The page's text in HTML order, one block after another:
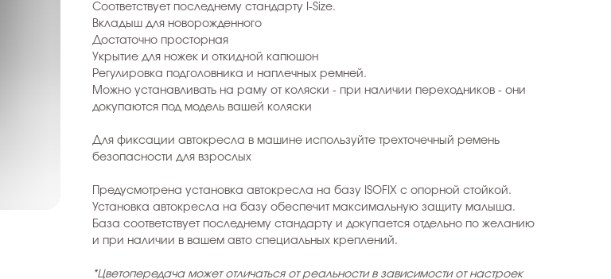
Соответствует последнему стандарту I-Size.
Вкладыш для новорожденного
Достаточно просторная
Укрытие для ножек и откидной капюшон
Регулировка подголовника и наплечных ремней.
Можно устанавливать на раму от коляски - при наличии переходников - они
докупаются под модель вашей коляски
Для фиксации автокресла в машине используйте трехточечный ремень
безопасности для взрослых
Предусмотрена установка автокресла на базу ISOFIX с опорной стойкой.
Установка автокресла на базу обеспечит максимальную защиту малыша.
База соответствует последнему стандарту и докупается отдельно по желанию
и при наличии в вашем авто специальных креплений.
*Цветопередача может отличаться от реальности в зависимости от настроек